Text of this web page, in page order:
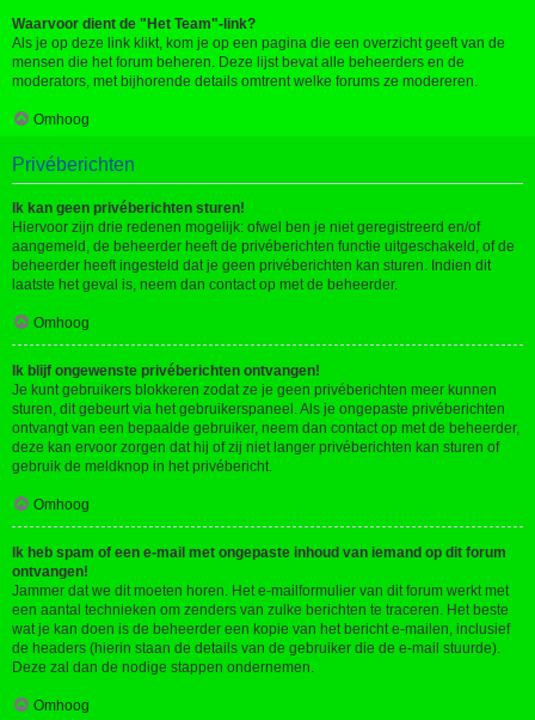
Waarvoor dient de "Het Team"-link?
Als je op deze link klikt, kom je op een pagina die een overzicht geeft van de
mensen die het forum beheren. Deze lijst bevat alle beheerders en de
moderators, met bijhorende details omtrent welke forums ze modereren.
Omhoog
Privéberichten
Ik kan geen privéberichten sturen!
Hiervoor zijn drie redenen mogelijk: ofwel ben je niet geregistreerd en/of
aangemeld, de beheerder heeft de privéberichten functie uitgeschakeld, of de
beheerder heeft ingesteld dat je geen privéberichten kan sturen. Indien dit
laatste het geval is, neem dan contact op met de beheerder.
Omhoog
Ik blijf ongewenste privéberichten ontvangen!
Je kunt gebruikers blokkeren zodat ze je geen privéberichten meer kunnen
sturen, dit gebeurt via het gebruikerspaneel. Als je ongepaste privéberichten
ontvangt van een bepaalde gebruiker, neem dan contact op met de beheerder,
deze kan ervoor zorgen dat hij of zij niet langer privéberichten kan sturen of
gebruik de meldknop in het privébericht.
Omhoog
Ik heb spam of een e-mail met ongepaste inhoud van iemand op dit forum
ontvangen!
Jammer dat we dit moeten horen. Het e-mailformulier van dit forum werkt met
een aantal technieken om zenders van zulke berichten te traceren. Het beste
wat je kan doen is de beheerder een kopie van het bericht e-mailen, inclusief
de headers (hierin staan de details van de gebruiker die de e-mail stuurde).
Deze zal dan de nodige stappen ondernemen.
Omhoog